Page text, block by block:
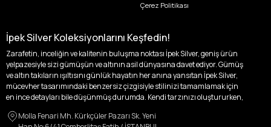
Çerez Politikası
İpek Silver Koleksiyonlarını Keşfedin!
Zarafetin, inceliğin ve kalitenin buluşma noktası İpek Silver, geniş ürün
yelpazesiyle sizi gümüşün ve altının asil dünyasına davet ediyor. Gümüş
ve altın takıların ışıltısını günlük hayatın her anına yansıtan İpek Silver,
mücevher tasarımındaki benzersiz çizgisiyle stilinizi tamamlamak için
en ince detayları bile düşünmüş durumda. Kendi tarzınızı oluştururken,
özgünlüğünüzü ön plana çıkaracak tasarımlarımızla tanışın.
Molla Fenari Mh. Kürkçüler Pazarı Sk. Yeni